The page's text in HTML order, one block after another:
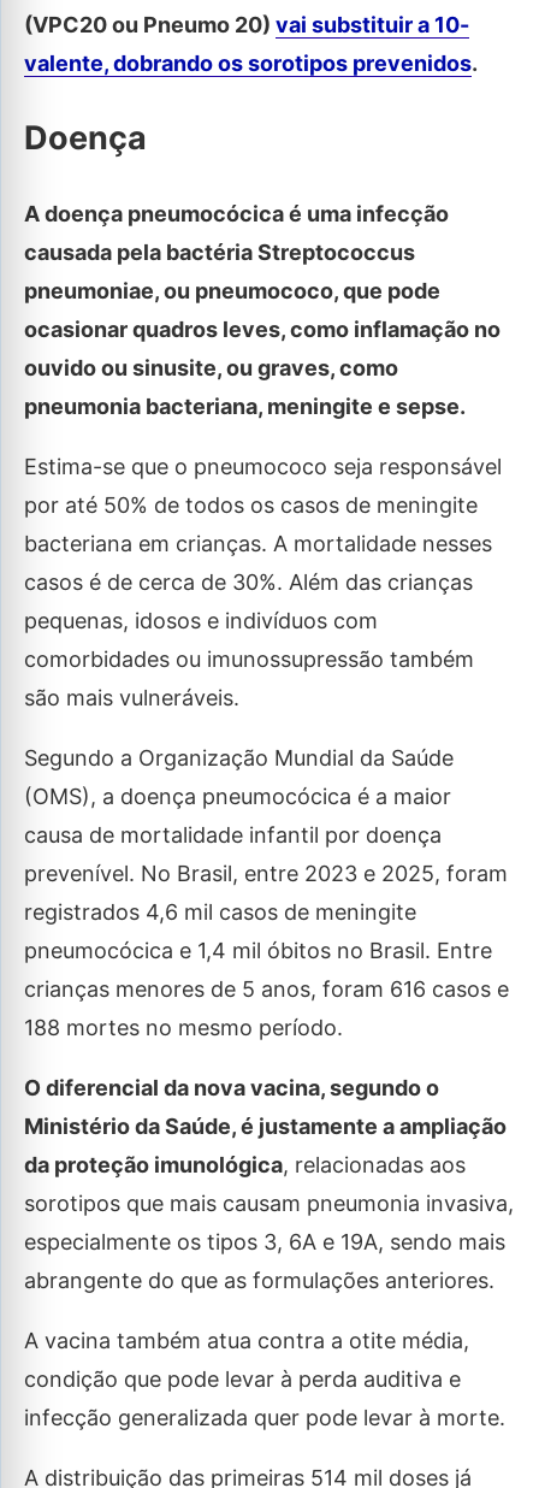
(VPC20 ou Pneumo 20) vai substituir a 10-
valente, dobrando os sorotipos prevenidos.
Doença
A doença pneumocócica é uma infecção
causada pela bactéria Streptococcus
pneumoniae, ou pneumococo, que pode
ocasionar quadros leves, como inflamação no
ouvido ou sinusite, ou graves, como
pneumonia bacteriana, meningite e sepse.
Estima-se que o pneumococo seja responsável
por até 50% de todos os casos de meningite
bacteriana em crianças. A mortalidade nesses
casos é de cerca de 30%. Além das crianças
pequenas, idosos e indivíduos com
comorbidades ou imunossupressão também
são mais vulneráveis.
Segundo a Organização Mundial da Saúde
(OMS), a doença pneumocócica é a maior
causa de mortalidade infantil por doença
prevenível. No Brasil, entre 2023 e 2025, foram
registrados 4,6 mil casos de meningite
pneumocócica e 1,4 mil óbitos no Brasil. Entre
crianças menores de 5 anos, foram 616 casos e
188 mortes no mesmo período.
O diferencial da nova vacina, segundo o
Ministério da Saúde, é justamente a ampliação
da proteção imunológica, relacionadas aos
sorotipos que mais causam pneumonia invasiva,
especialmente os tipos 3, 6A e 19A, sendo mais
abrangente do que as formulações anteriores.
A vacina também atua contra a otite média,
condição que pode levar à perda auditiva e
infecção generalizada quer pode levar à morte.
A distribuição das primeiras 514 mil doses já